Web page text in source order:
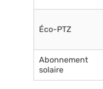
Éco-PTZ
Abonnement
solaire